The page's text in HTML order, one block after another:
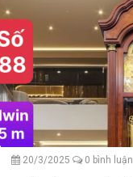
20/3/2025 0 bình luận